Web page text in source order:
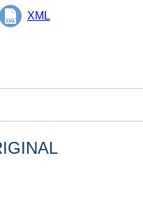
XML